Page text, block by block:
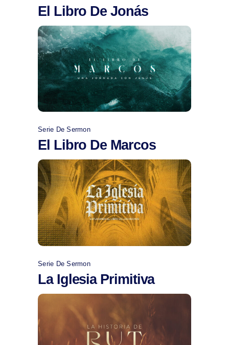
El Libro De Jonás
Comprar
Serie De Sermon
El Libro De Marcos
Comprar
Serie De Sermon
La Iglesia Primitiva
Comprar